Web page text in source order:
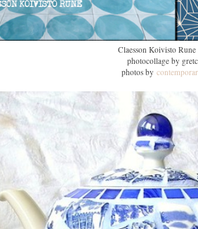
Claesson Koivisto Rune
photocollage by
photos by